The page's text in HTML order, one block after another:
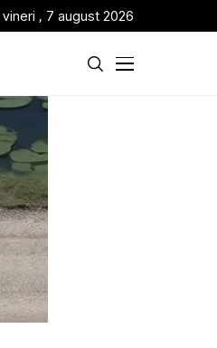
vineri , 7 august 2026